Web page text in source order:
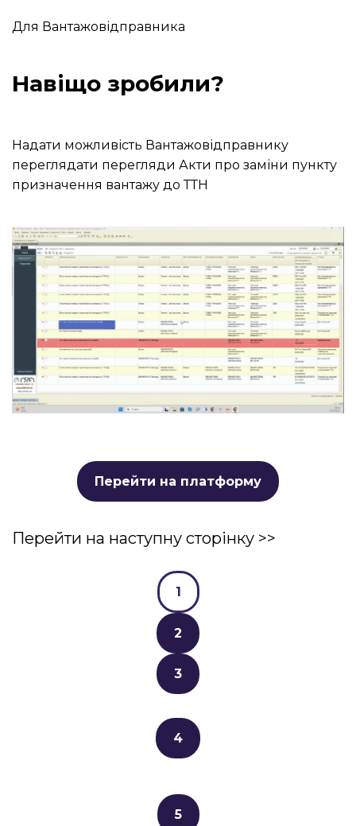
Для Вантажовідправника
Навіщо зробили?
Надати можливість Вантажовідправнику
переглядати перегляди Акти про заміни пункту
призначення вантажу до ТТН
Перейти на платформу
Перейти на наступну сторінку >>
1
2
3
4
5